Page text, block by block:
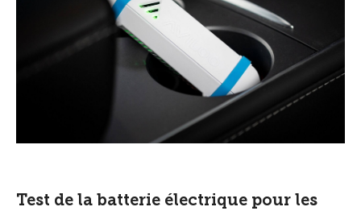
Test de la batterie électrique pour les